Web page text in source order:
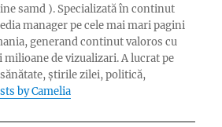
samd ). Specializată în continut
manager pe cele mai mari pagini
generand continut valoros cu
milioane de vizualizari. A lucrat pe
știrile zilei, politică,
by Camelia